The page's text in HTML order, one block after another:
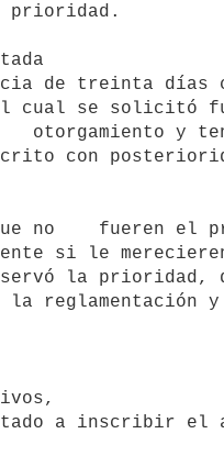
prioridad.
de treinta días
cual se solicitó
otorgamiento y
con
si le
la prioridad,
reglamentación y
a inscribir el